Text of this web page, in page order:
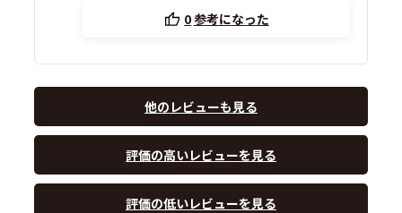
0参考になった
他のレビューも見る
評価の高いレビューを見る
評価の低いレビューを見る